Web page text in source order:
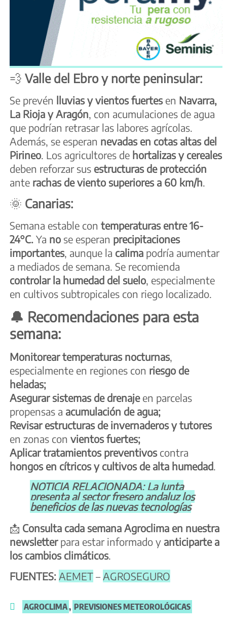
💨 Valle del Ebro y norte peninsular:
Se prevén lluvias y vientos fuertesen Navarra,
La Rioja y Aragón , con acumulaciones de agua
que podrían retrasar las labores agrícolas.
Además, se esperan nevadas en cotas altas del
Pirineo . Los agricultores de hortalizas y cereales
deben reforzar sus estructuras de protección
ante rachas de viento superiores a 60 km/h
🌞 Canarias:
Semana estable con temperaturas entre 16-
24°C. Ya no se esperan precipitaciones
importantes, aunque la calima podría aumentar
a mediados de semana. Se recomienda
controlar la humedad del suelo, especialmente
en cultivos subtropicales con riego localizado.
🔔 Recomendaciones para esta
semana:
Monitorear temperaturas nocturnas,
especialmente en regiones con riesgo de
heladas;
Asegurar sistemas de drenajeen parcelas
propensas a acumulación de agua;
Revisar estructuras de invernaderos y tutores
en zonas con vientos fuertes;
Aplicar tratamientos preventivoscontra
hongos en cítricos y cultivos de alta humedad
NOTICIA RELACIONADA: La Junta
presenta al sector fresero andaluz los
beneficios de las nuevas tecnologías
📩 Consulta cada semana Agroclima en nuestra
newsletterpara estar informado y anticiparte a
los cambios climáticos.
FUENTES: AEMET – AGROSEGURO
AGROCLIMA, PREVISIONES METEOROLÓGICAS